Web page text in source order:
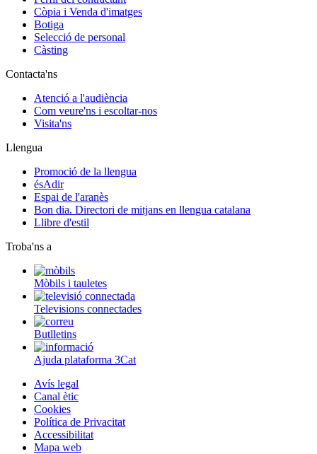
Còpia i Venda d'imatges
Botiga
Selecció de personal
Càsting
Contacta'ns
Atenció a l'audiència
Com veure'ns i escoltar-nos
Visita'ns
Llengua
Promoció de la llengua
ésAdir
Espai de l'aranès
Bon dia. Directori de mitjans en llengua catalana
Llibre d'estil
Troba'ns a
Mòbils i tauletes
Televisions connectades
Butlletins
Ajuda plataforma 3Cat
Avís legal
Canal ètic
Cookies
Política de Privacitat
Accessibilitat
Mapa web